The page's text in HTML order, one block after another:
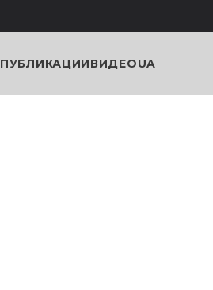
ПУБЛИКАЦИИВИДЕОUA